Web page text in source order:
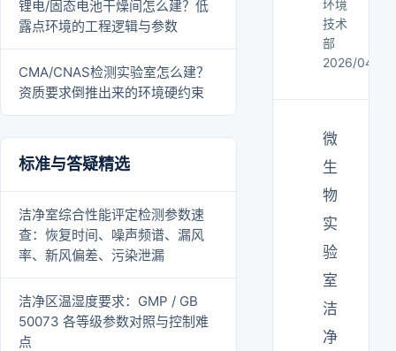
锂电/固态电池干燥间怎么建？低
露点环境的工程逻辑与参数
CMA/CNAS检测实验室怎么建？
资质要求倒推出来的环境硬约束
标准与答疑精选
洁净室综合性能评定检测参数速
查：恢复时间、噪声频谱、漏风
率、新风偏差、污染泄漏
洁净区温湿度要求：GMP / GB
50073 各等级参数对照与控制难
点
环境
技术
部
2026/04/28
微
生
物
实
验
室
洁
净